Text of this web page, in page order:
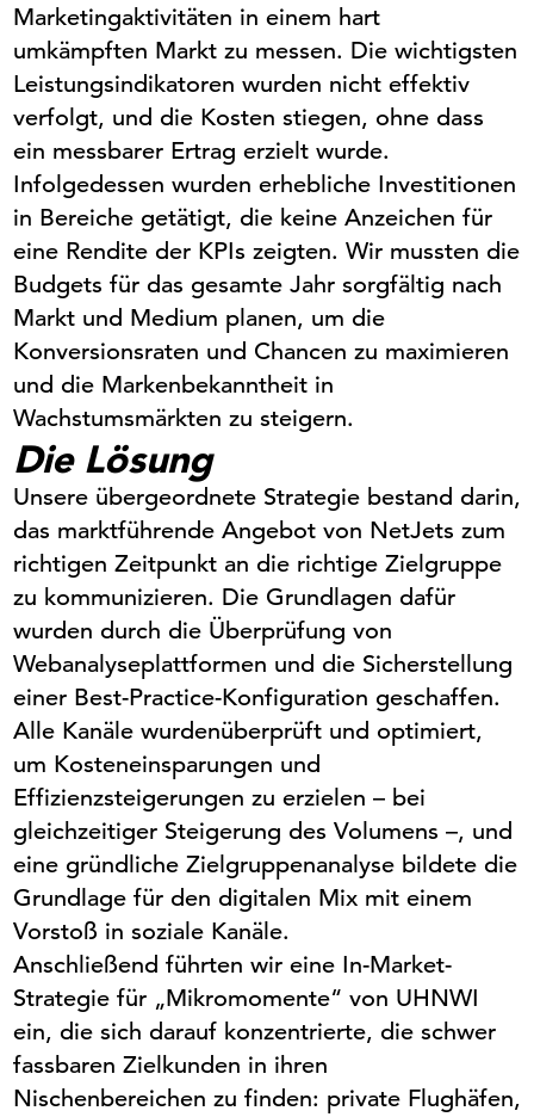
Marketingaktivitäten in einem hart
umkämpften Markt zu messen. Die wichtigsten
Leistungsindikatoren wurden nicht effektiv
verfolgt, und die Kosten stiegen, ohne dass
ein messbarer Ertrag erzielt wurde.
Infolgedessen wurden erhebliche Investitionen
in Bereiche getätigt, die keine Anzeichen für
eine Rendite der KPIs zeigten. Wir mussten die
Budgets für das gesamte Jahr sorgfältig nach
Markt und Medium planen, um die
Konversionsraten und Chancen zu maximieren
und die Markenbekanntheit in
Wachstumsmärkten zu steigern.
Die Lösung
Unsere übergeordnete Strategie bestand darin,
das marktführende Angebot von NetJets zum
richtigen Zeitpunkt an die richtige Zielgruppe
zu kommunizieren. Die Grundlagen dafür
wurden durch die Überprüfung von
Webanalyseplattformen und die Sicherstellung
einer Best-Practice-Konfiguration geschaffen.
Alle Kanäle wurdenüberprüft und optimiert,
um Kosteneinsparungen und
Effizienzsteigerungen zu erzielen – bei
gleichzeitiger Steigerung des Volumens –, und
eine gründliche Zielgruppenanalyse bildete die
Grundlage für den digitalen Mix mit einem
Vorstoß in soziale Kanäle.
Anschließend führten wir eine In-Market-
Strategie für „Mikromomente“ von UHNWI
ein, die sich darauf konzentrierte, die schwer
fassbaren Zielkunden in ihren
Nischenbereichen zu finden: private Flughäfen,